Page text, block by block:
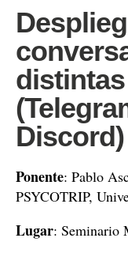
Discord)
Ponente: Pablo
PSYCOTRIP,
Lugar: Seminario